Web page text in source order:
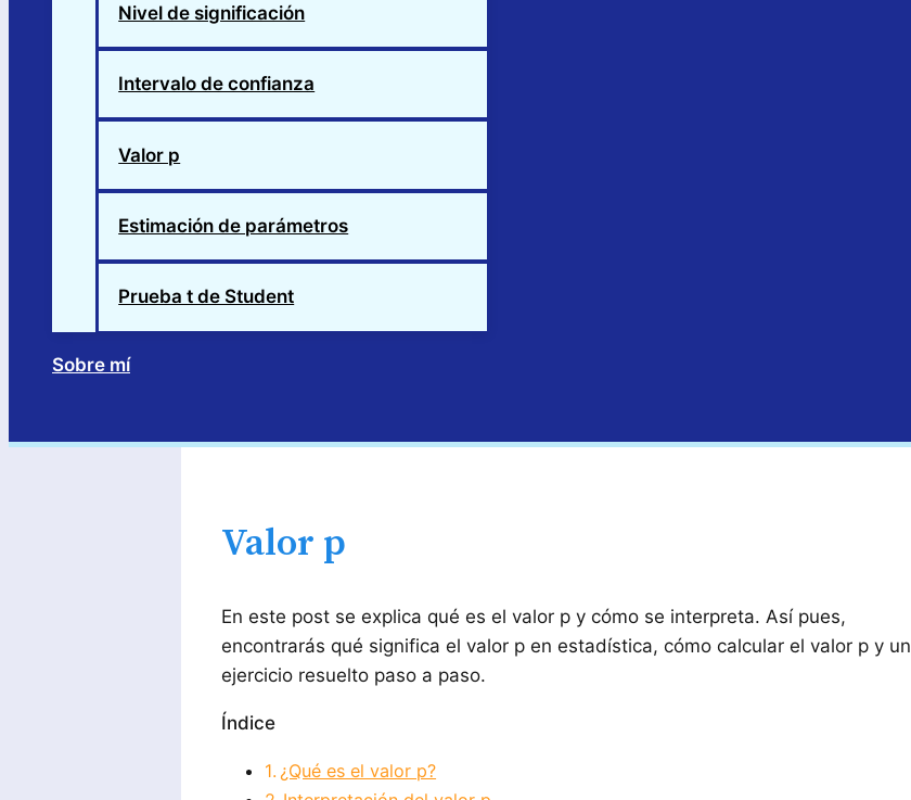
Nivel de significación
Intervalo de confianza
Valor p
Estimación de parámetros
Prueba t de Student
Sobre mí
Valor p
En este post se explica qué es el valor p y cómo se interpreta. Así pues,
encontrarás qué significa el valor p en estadística, cómo calcular el valor p y un
ejercicio resuelto paso a paso.
Índice
¿Qué es el valor p?